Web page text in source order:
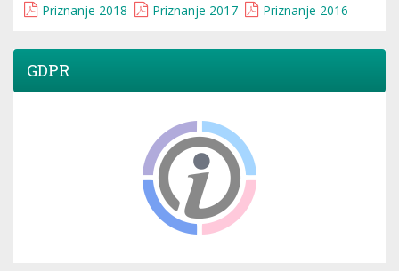
Priznanje 2018
Priznanje 2017 Priznanje 2016
GDPR